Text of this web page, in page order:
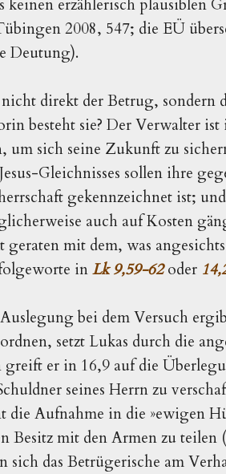
keinen erzählerisch plausiblen
2008, 547; die EÜ
Deutung).
direkt der Betrug, sondern
besteht sie? Der Verwalter
um sich seine Zukunft zu
Gleichnisses sollen ihre
gekennzeichnet ist;
auch auf Kosten
mit dem, was
inLk 9,59-62oder
bei dem Versuch
setzt Lukas durch die
er in 16,9 auf die
seines Herrn zu
die Aufnahme in die »ewigen
Besitz mit den Armen zu teilen
sich das Betrügerische am